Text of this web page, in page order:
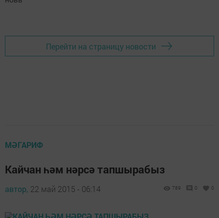
Перейти на страницу новости
МӘГАРИФ
Кайчан һәм нәрсә тапшырабыз
автор, 22 май 2015 - 06:14 789 0 0